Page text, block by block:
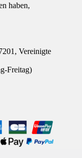
haben,
Vereinigte
Freitag)